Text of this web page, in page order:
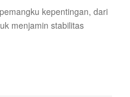
kepentingan, dari
menjamin stabilitas